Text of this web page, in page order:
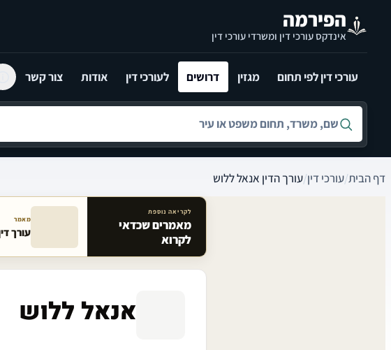
הפירמה
אינדקס עורכי דין ומשרדי עורכי דין
עורכי דין לפי תחום מגזין דרושים לעורכי דין אודות צור קשר
חיפוש לפי שם, משרד, תחום משפט או עיר
דף הבית/עורכי דין/עורך הדין אנאל ללוש
מאמרים קשורים באתר
לקריאה נוספת
מאמרים שכדאי
לקרוא
מאמר
עורך
אנאל ללוש